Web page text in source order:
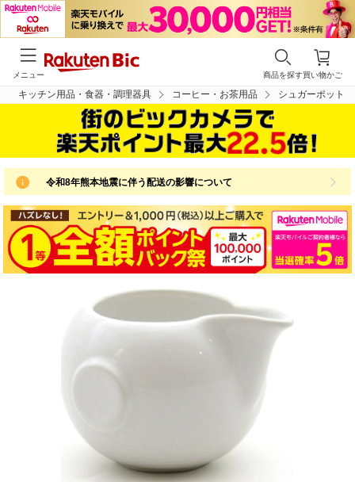
買い物かご
商品を探す
メニュー
キッチン用品・食器・調理器具 コーヒー・お茶用品 シュガーポット
令和8年熊本地震に伴う配送の影響について